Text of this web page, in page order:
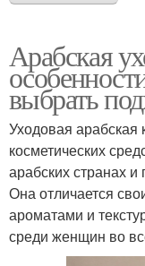
Арабская
выбрать
Уходовая арабская
косметических
арабских странах
Она отличается
ароматами и
среди женщин во